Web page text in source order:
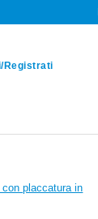
Registrati
placcatura in